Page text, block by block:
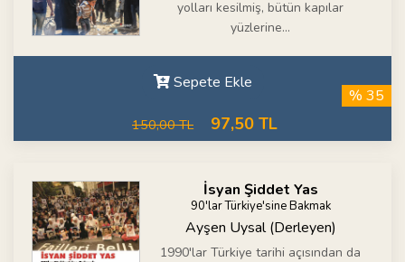
yolları kesilmiş, bütün kapılar
yüzlerine...
Sepete Ekle
150,00 TL 97,50 TL
% 35
İsyan Şiddet Yas
90'lar Türkiye'sine Bakmak
Ayşen Uysal (Derleyen)
1990'lar Türkiye tarihi açısından da